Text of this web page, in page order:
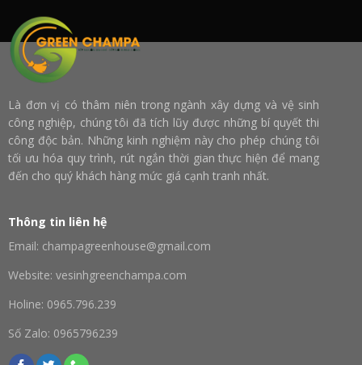
Là đơn vị có thâm niên trong ngành xây dựng và vệ sinh
công nghiệp, chúng tôi đã tích lũy được những bí quyết thi
công độc bản. Những kinh nghiệm này cho phép chúng tôi
tối ưu hóa quy trình, rút ngắn thời gian thực hiện để mang
đến cho quý khách hàng mức giá cạnh tranh nhất.
Thông tin liên hệ
Email: champagreenhouse@gmail.com
Website: vesinhgreenchampa.com
Holine: 0965.796.239
Số Zalo: 0965796239